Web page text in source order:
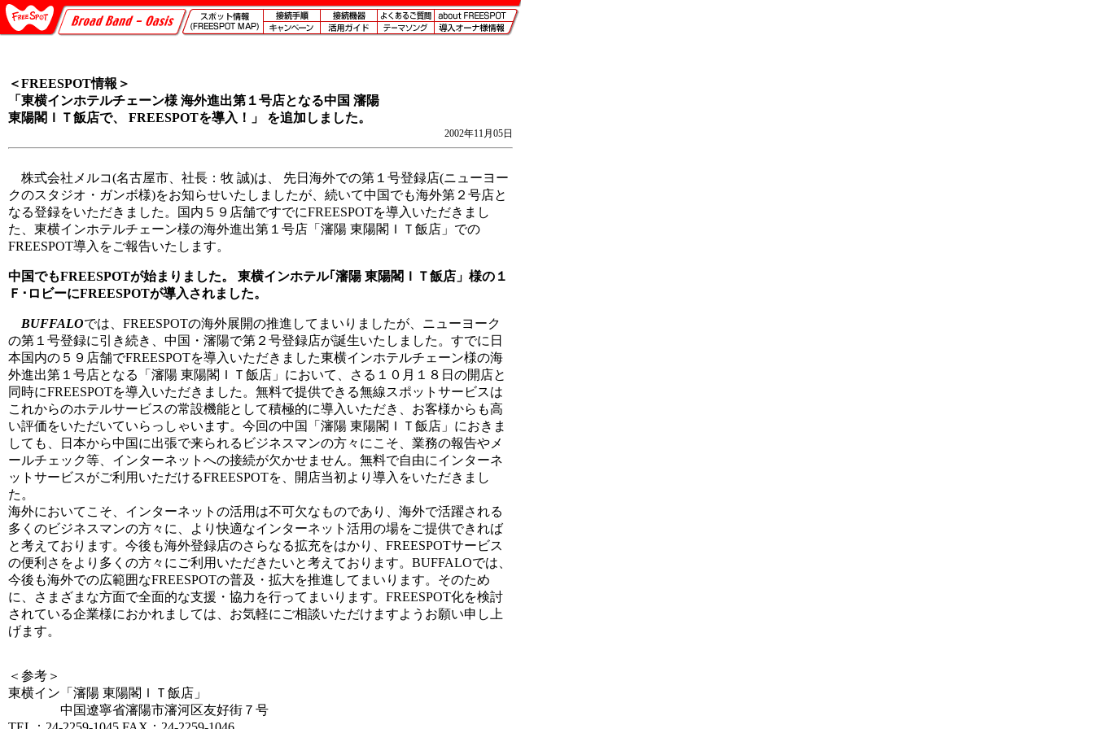
＜FREESPOT情報＞
「東横インホテルチェーン様 海外進出第１号店となる中国 瀋陽
東陽閣ＩＴ飯店で、 FREESPOTを導入！」 を追加しました。
2002年11月05日
株式会社メルコ(名古屋市、社長：牧 誠)は、 先日海外での第１号登録店(ニューヨー
クのスタジオ・ガンボ様)をお知らせいたしましたが、続いて中国でも海外第２号店と
なる登録をいただきました。国内５９店舗ですでにFREESPOTを導入いただきまし
た、東横インホテルチェーン様の海外進出第１号店「瀋陽 東陽閣ＩＴ飯店」での
FREESPOT導入をご報告いたします。
中国でもFREESPOTが始まりました。 東横インホテル｢瀋陽 東陽閣ＩＴ飯店」様の１
Ｆ･ロビーにFREESPOTが導入されました。
BUFFALOでは、FREESPOTの海外展開の推進してまいりましたが、ニューヨーク
の第１号登録に引き続き、中国・瀋陽で第２号登録店が誕生いたしました。すでに日
本国内の５９店舗でFREESPOTを導入いただきました東横インホテルチェーン様の海
外進出第１号店となる「瀋陽 東陽閣ＩＴ飯店」において、さる１０月１８日の開店と
同時にFREESPOTを導入いただきました。無料で提供できる無線スポットサービスは
これからのホテルサービスの常設機能として積極的に導入いただき、お客様からも高
い評価をいただいていらっしゃいます。今回の中国「瀋陽 東陽閣ＩＴ飯店」におきま
しても、日本から中国に出張で来られるビジネスマンの方々にこそ、業務の報告やメ
ールチェック等、インターネットへの接続が欠かせません。無料で自由にインターネ
ットサービスがご利用いただけるFREESPOTを、開店当初より導入をいただきまし
た。
海外においてこそ、インターネットの活用は不可欠なものであり、海外で活躍される
多くのビジネスマンの方々に、より快適なインターネット活用の場をご提供できれば
と考えております。今後も海外登録店のさらなる拡充をはかり、FREESPOTサービス
の便利さをより多くの方々にご利用いただきたいと考えております。BUFFALOでは、
今後も海外での広範囲なFREESPOTの普及・拡大を推進してまいります。そのため
に、さまざまな方面で全面的な支援・協力を行ってまいります。FREESPOT化を検討
されている企業様におかれましては、お気軽にご相談いただけますようお願い申し上
げます。
＜参考＞
東横イン「瀋陽 東陽閣ＩＴ飯店」
中国遼寧省瀋陽市瀋河区友好街７号